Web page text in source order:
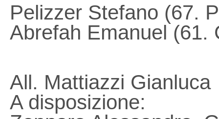
Pelizzer Stefano (67.
Abrefah Emanuel (61.
All. Mattiazzi Gianluca
A disposizione: